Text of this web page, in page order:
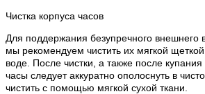
Чистка корпуса часов
Для поддержания безупречного внешнего
мы рекомендуем чистить их мягкой
воде. После чистки, а также после
часы следует аккуратно ополоснуть в
чистить с помощью мягкой сухой ткани.